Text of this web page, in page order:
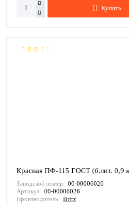
Купить
Красная ПФ-115 ГОСТ (б.лит. 0,9
Заводской номер: 00-00006026
Артикул: 00-00006026
Производитель: Britz